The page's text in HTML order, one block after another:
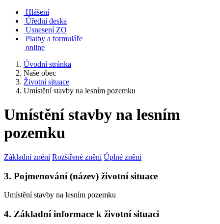
Hlášení
Úřední deska
Usnesení ZO
Platby a formuláře
online
Úvodní stránka
Naše obec
Životní situace
Umístění stavby na lesním pozemku
Umístění stavby na lesním
pozemku
Základní znění Rozšířené znění Úplné znění
3. Pojmenování (název) životní situace
Umístění stavby na lesním pozemku
4. Základní informace k životní situaci